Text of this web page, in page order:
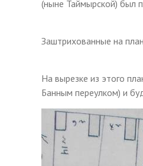
(ныне Таймырской) был
Заштрихованные на
На вырезке из этого
Банным переулком) и